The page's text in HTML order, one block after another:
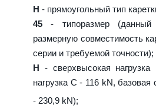
H - прямоугольный тип
45 - типоразмер (данный
размерную совместимость
серии и требуемой точности);
H - сверхвысокая нагрузка
нагрузка C - 116 kN, базовая
- 230,9 kN);